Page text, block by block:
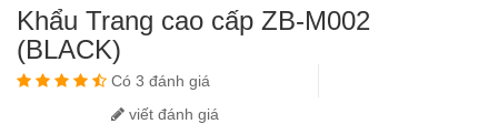
Khẩu Trang cao cấp ZB-M002
(BLACK)
Có 3 đánh giá
viết đánh giá